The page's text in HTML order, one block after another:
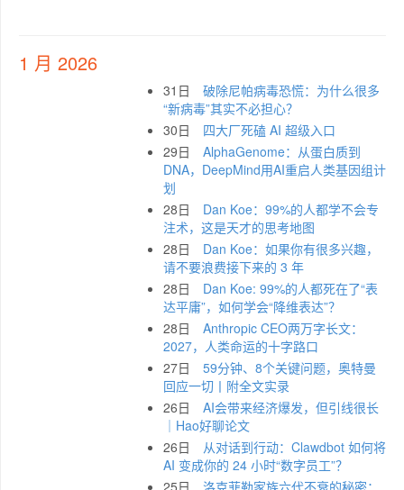
1 月 2026
31日
破除尼帕病毒恐慌：为什么很多
“新病毒”其实不必担心？
30日
四大厂死磕 AI 超级入口
29日
AlphaGenome：从蛋白质到
DNA，DeepMind用AI重启人类基因组计
划
28日
Dan Koe：99%的人都学不会专
注术，这是天才的思考地图
28日
Dan Koe：如果你有很多兴趣，
请不要浪费接下来的 3 年
28日
Dan Koe: 99%的人都死在了“表
达平庸”，如何学会“降维表达”？
28日
Anthropic CEO两万字长文：
2027，人类命运的十字路口
27日
59分钟、8个关键问题，奥特曼
回应一切丨附全文实录
26日
AI会带来经济爆发，但引线很长
｜Hao好聊论文
26日
从对话到行动：Clawdbot 如何将
AI 变成你的 24 小时“数字员工”？
25日
洛克菲勒家族六代不衰的秘密：